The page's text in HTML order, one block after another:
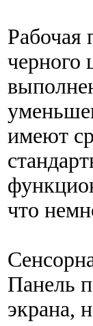
Рабочая
черного
имеют
что
Панель
экрана,